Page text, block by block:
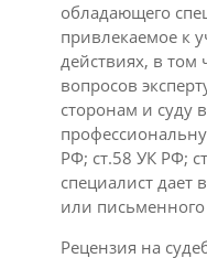
обладающего
привлекаемое к
действиях, в том
вопросов
сторонам и суду
РФ; ст.58 УК РФ;
специалист дает
или
Рецензия на